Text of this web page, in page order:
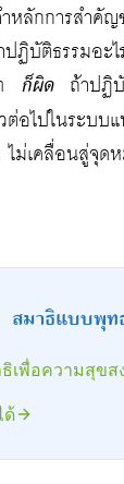
หลักการสำคั
ฏิบัติธรรมอะ
ก็ผิดถ้าปฏิบั
ต่อไปในระบบ
ม่เคลื่อนสู่จุด
สมาธิแบบพุท
เพื่อความสุขส
ด้